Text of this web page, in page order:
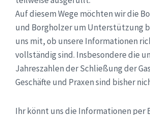
Auf diesem Wege möchten wir die
und Borgholzer um Unterstützung
uns mit, ob unsere Informationen
vollständig sind. Insbesondere die
Jahreszahlen der Schließung der
Geschäfte und Praxen sind bisher
Ihr könnt uns die Informationen per